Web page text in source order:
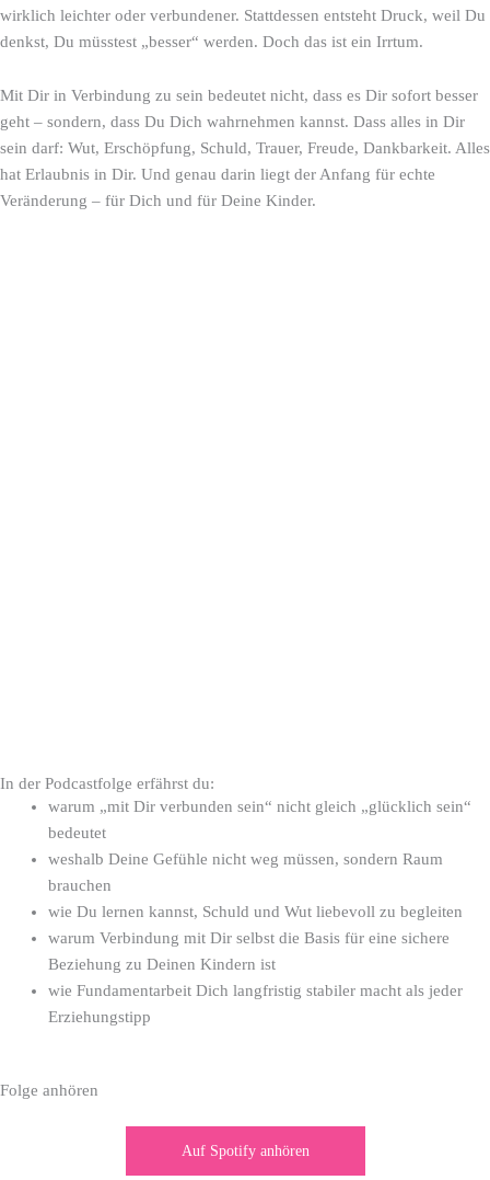
wirklich leichter oder verbundener. Stattdessen entsteht Druck, weil Du
denkst, Du müsstest „besser“ werden. Doch das ist ein Irrtum.
Mit Dir in Verbindung zu sein bedeutet nicht, dass es Dir sofort besser
geht – sondern, dass Du Dich wahrnehmen kannst. Dass alles in Dir
sein darf: Wut, Erschöpfung, Schuld, Trauer, Freude, Dankbarkeit. Alles
hat Erlaubnis in Dir. Und genau darin liegt der Anfang für echte
Veränderung – für Dich und für Deine Kinder.
In der Podcastfolge erfährst du:
warum „mit Dir verbunden sein“ nicht gleich „glücklich sein“
bedeutet
weshalb Deine Gefühle nicht weg müssen, sondern Raum
brauchen
wie Du lernen kannst, Schuld und Wut liebevoll zu begleiten
warum Verbindung mit Dir selbst die Basis für eine sichere
Beziehung zu Deinen Kindern ist
wie Fundamentarbeit Dich langfristig stabiler macht als jeder
Erziehungstipp
Folge anhören
Auf Spotify anhören